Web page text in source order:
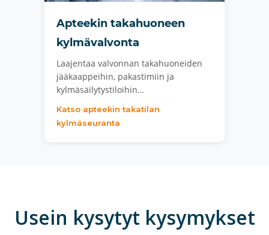
Apteekin takahuoneen
kylmävalvonta
Laajentaa valvonnan takahuoneiden
jääkaappeihin, pakastimiin ja
kylmäsäilytystiloihin…
Katso apteekin takatilan
kylmäseuranta
Usein kysytyt kysymykset